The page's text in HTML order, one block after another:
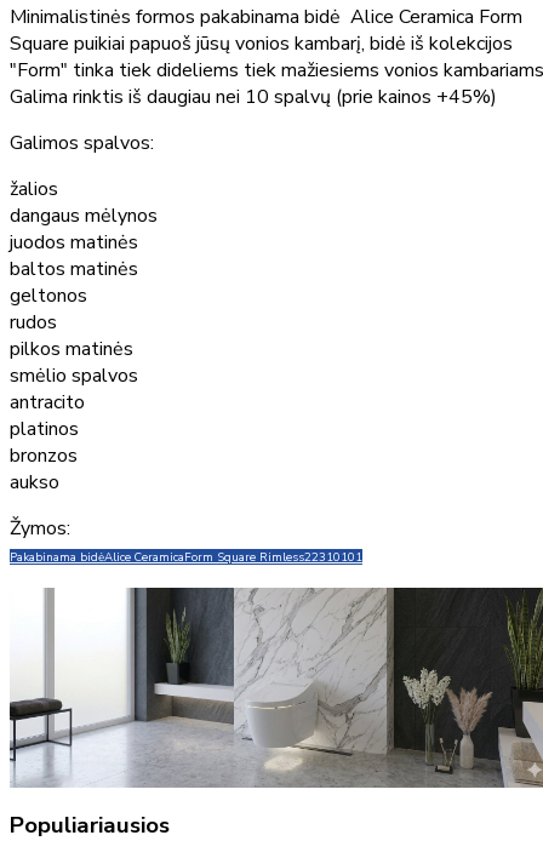
Minimalistinės formos pakabinama bidė Alice Ceramica Form
Square puikiai papuoš jūsų vonios kambarį, bidė iš kolekcijos
"Form" tinka tiek dideliems tiek mažiesiems vonios
Galima rinktis iš daugiau nei 10 spalvų (prie kainos +45%)
Galimos spalvos:
žalios
dangaus mėlynos
juodos matinės
baltos matinės
geltonos
rudos
pilkos matinės
smėlio spalvos
antracito
platinos
bronzos
aukso
Žymos:
Pakabinama bidėAlice CeramicaForm Square Rimless22310101
Populiariausios